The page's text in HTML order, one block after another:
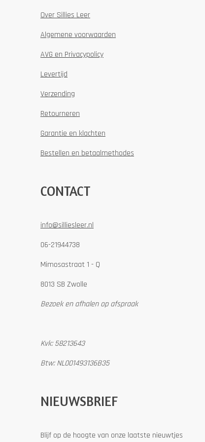
Over Sillies Leer
Algemene voorwaarden
AVG en Privacypolicy
Levertijd
Verzending
Retourneren
Garantie en klachten
Bestellen en betaalmethodes
CONTACT
info@silliesleer.nl
06-21944738
Mimosastraat 1 - Q
8013 SB Zwolle
Bezoek en afhalen op afspraak
Kvk: 58213643
Btw: NL001493136B35
NIEUWSBRIEF
Blijf op de hoogte van onze laatste nieuwtjes